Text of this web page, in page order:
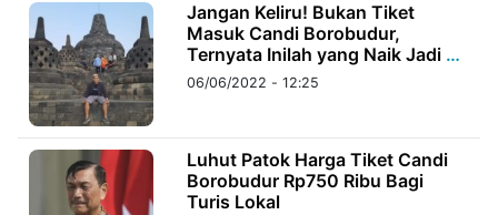
Kabarbaru.co
2026
PT.
Kabarbaru
Media
Holding
Jangan Keliru! Bukan Tiket
Masuk Candi Borobudur,
Ternyata Inilah yang Naik Jadi Rp
750 Ribu
06/06/2022 - 12:25
Luhut Patok Harga Tiket Candi
Borobudur Rp750 Ribu Bagi
Turis Lokal